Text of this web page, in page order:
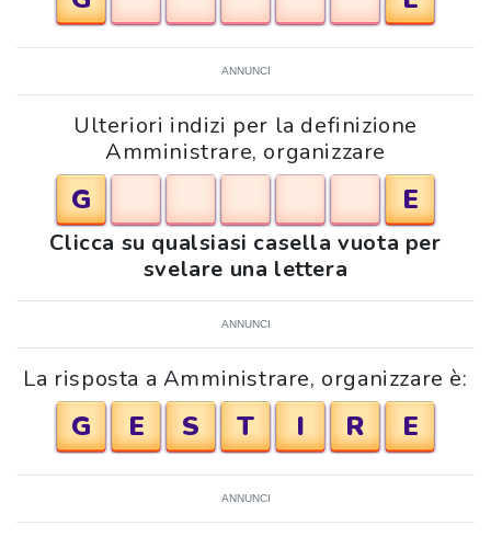
ANNUNCI
Ulteriori indizi per la definizione
Amministrare, organizzare
G E
Clicca su qualsiasi casella vuota per
svelare una lettera
ANNUNCI
La risposta a Amministrare, organizzare è:
G E S T I R E
ANNUNCI